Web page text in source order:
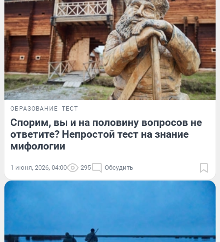
ОБРАЗОВАНИЕ ТЕСТ
Спорим, вы и на половину вопросов не
ответите? Непростой тест на знание
мифологии
1 июня, 2026, 04:00 295 Обсудить